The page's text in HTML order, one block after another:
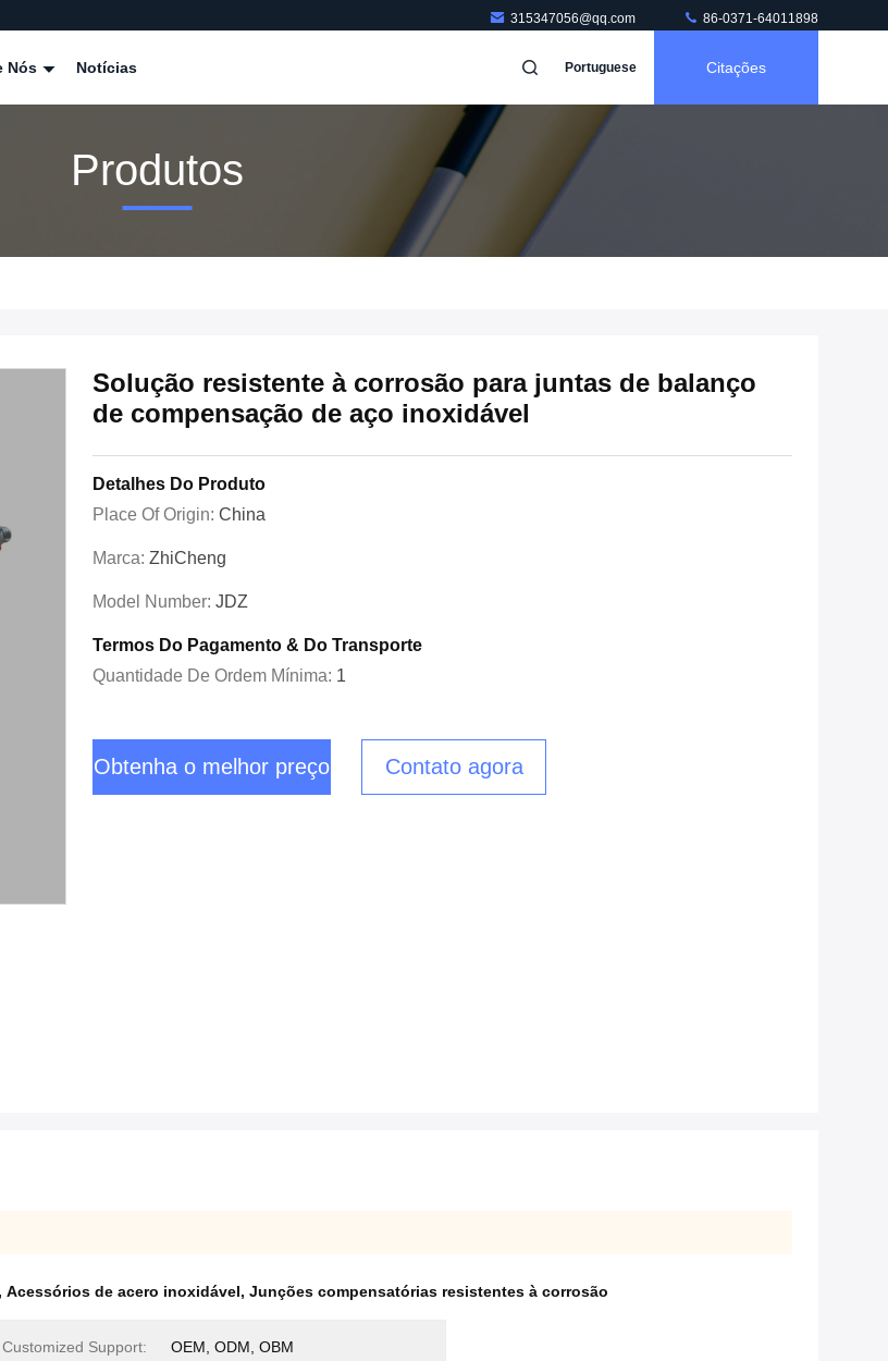
315347056@qq.com 86-0371-64011898
Nós Notícias Portuguese Citações
Produtos
Solução resistente à corrosão para juntas de balanço
de compensação de aço inoxidável
Detalhes Do Produto
Place Of Origin: China
Marca: ZhiCheng
Model Number: JDZ
Termos Do Pagamento & Do Transporte
Quantidade De Ordem Mínima: 1
Obtenha o melhor preço Contato agora
, Acessórios de acero inoxidável, Junções compensatórias resistentes à corrosão
Customized Support: OEM, ODM, OBM